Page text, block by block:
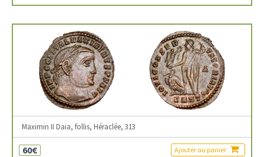
Maximin II Daia, follis, Héraclée, 313
60€ Ajouter au panier